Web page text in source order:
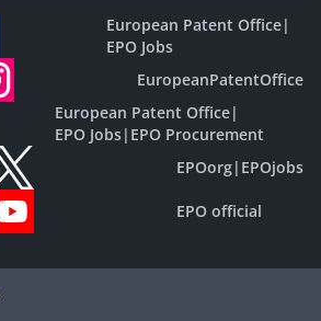
European Patent Office|
EPO Jobs
EuropeanPatentOffice
European Patent Office|
EPO Jobs| EPO Procurement
EPOorg| EPOjobs
EPO official